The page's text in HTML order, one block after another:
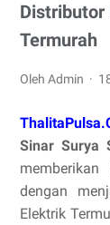
Distributor
Termurah
Oleh Admin
Sinar Surya
dengan
Elektrik